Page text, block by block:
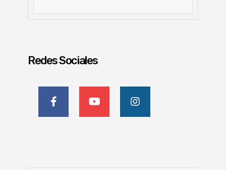
Redes Sociales